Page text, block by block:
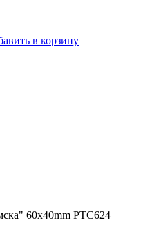
в корзину
60x40mm PTC624